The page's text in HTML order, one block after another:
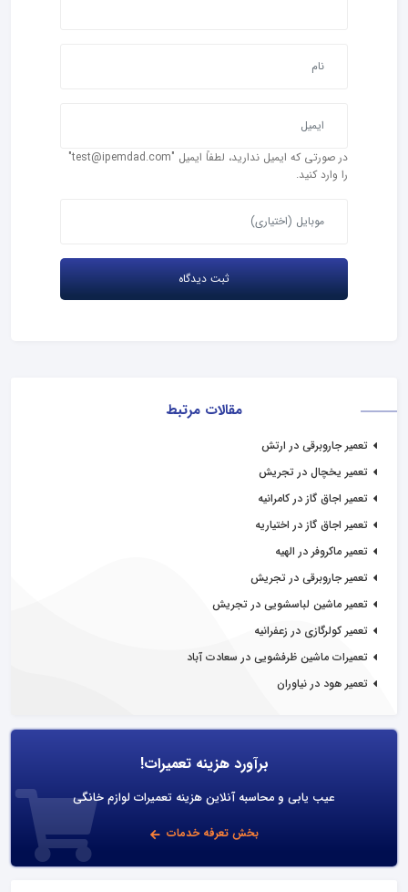
مقالات مرتبط
تعمیر جاروبرقی در ارتش
تعمیر یخچال در تجریش
تعمیر اجاق گاز در کامرانیه
تعمیر اجاق گاز در اختیاریه
تعمیر ماکروفر در الهیه
تعمیر جاروبرقی در تجریش
تعمیر ماشین لباسشویی در تجریش
تعمیر کولرگازی در زعفرانیه
تعمیرات ماشین ظرفشویی در سعادت آباد
تعمیر هود در نیاوران
برآورد هزینه تعمیرات!
عیب یابی و محاسبه آنلاین هزینه تعمیرات لوازم خانگی
بخش تعرفه خدمات
در صورتی که ایمیل ندارید، لطفاً ایمیل "test@ipemdad.com"
را وارد کنید.